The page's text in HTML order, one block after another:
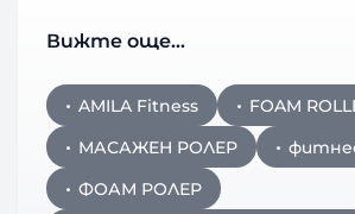
Вижте още…
AMILA Fitness
FOAM
МАСАЖЕН РОЛЕР
ФОАМ РОЛЕР